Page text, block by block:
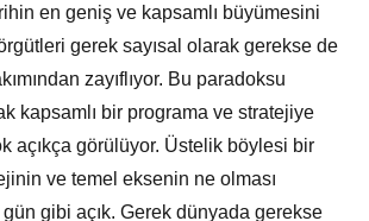
en geniş ve kapsamlı büyümesini
örgütleri gerek sayısal olarak gerekse de
zayıflıyor. Bu paradoksu
kapsamlı bir programa ve stratejiye
açıkça görülüyor. Üstelik böylesi bir
ve temel eksenin ne olması
gibi açık. Gerek dünyada gerekse